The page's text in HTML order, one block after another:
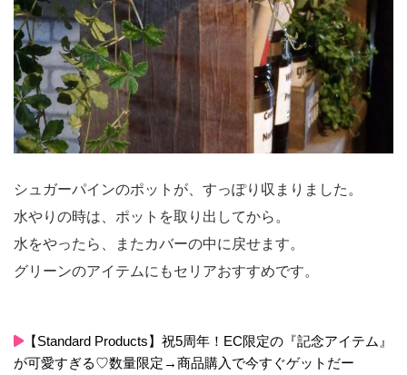
シュガーパインのポットが、すっぽり収まりました。
水やりの時は、ポットを取り出してから。
水をやったら、またカバーの中に戻せます。
グリーンのアイテムにもセリアおすすめです。
【Standard Products】祝5周年！EC限定の『記念アイテム』
が可愛すぎる♡数量限定→商品購入で今すぐゲットだー